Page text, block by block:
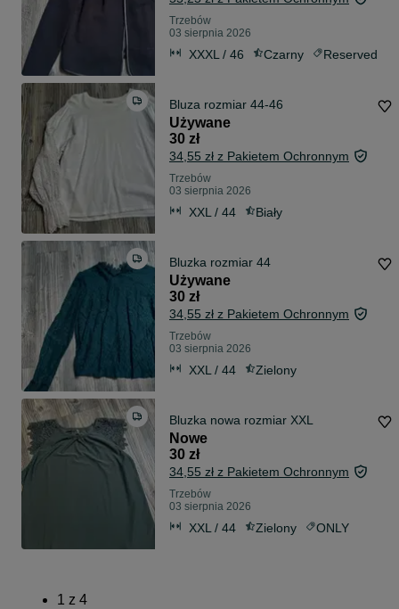
Trzebów
03 sierpnia 2026
XXXL / 46 Czarny Reserved
Bluza rozmiar 44-46
Używane
30 zł
34,55 zł z Pakietem Ochronnym
Trzebów
03 sierpnia 2026
XXL / 44 Biały
Bluzka rozmiar 44
Używane
30 zł
34,55 zł z Pakietem Ochronnym
Trzebów
03 sierpnia 2026
XXL / 44 Zielony
Bluzka nowa rozmiar XXL
Nowe
30 zł
34,55 zł z Pakietem Ochronnym
Trzebów
03 sierpnia 2026
XXL / 44 Zielony ONLY
1 z 4